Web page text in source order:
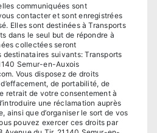
communiquées sont
contacter et sont enregistrées
Elles sont destinées à Transports
dans le seul but de répondre à
collectées seront
destinataires suivants: Transports
Semur-en-Auxois
Vous disposez de droits
de portabilité, de
retrait de votre consentement à
une réclamation auprès
ainsi que d’organiser le sort de vos
pouvez exercer ces droits par